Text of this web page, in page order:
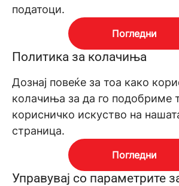
податоци.
Погледни
Политика за колачиња
Дознај повеќе за тоа како
колачиња за да го подобриме
корисничко искуство на
страница.
Погледни
Управувај со параметрите